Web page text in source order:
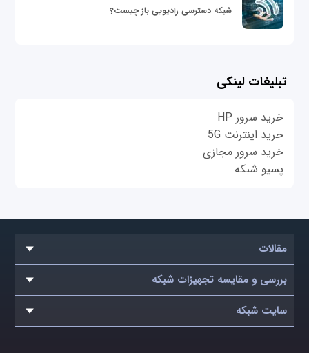
شبکه دسترسی رادیویی باز چیست؟
تبلیغات لینکی
خرید سرور HP
خرید اینترنت 5G
خرید سرور مجازی
پسیو شبکه
مقالات
بررسی و مقایسه تجهیزات شبکه
سایت شبکه